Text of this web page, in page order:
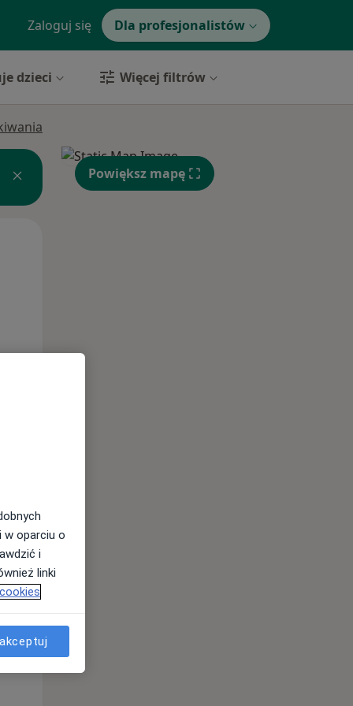
Zaloguj się Dla profesjonalistów
dzieci Więcej filtrów
Wt,
11 Sie
Powiększ mapę
w oparciu o
i
linki